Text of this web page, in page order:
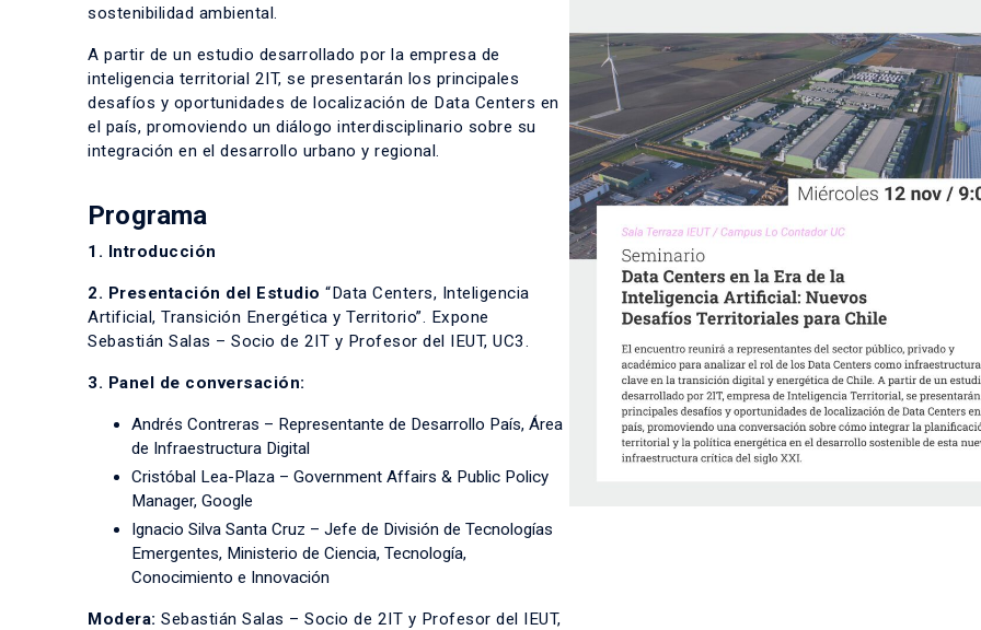
sostenibilidad ambiental.
A partir de un estudio desarrollado por la empresa de
inteligencia territorial 2IT, se presentarán los principales
desafíos y oportunidades de localización de Data Centers en
el país, promoviendo un diálogo interdisciplinario sobre su
integración en el desarrollo urbano y regional.
Programa
1. Introducción
2. Presentación del Estudio “Data Centers, Inteligencia
Artificial, Transición Energética y Territorio”. Expone
Sebastián Salas – Socio de 2IT y Profesor del IEUT, UC3.
3. Panel de conversación:
Andrés Contreras – Representante de Desarrollo País, Área
de Infraestructura Digital
Cristóbal Lea-Plaza – Government Affairs & Public Policy
Manager, Google
Ignacio Silva Santa Cruz – Jefe de División de Tecnologías
Emergentes, Ministerio de Ciencia, Tecnología,
Conocimiento e Innovación
Modera: Sebastián Salas – Socio de 2IT y Profesor del IEUT,